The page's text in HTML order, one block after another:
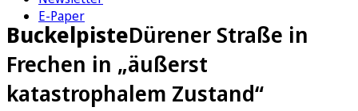
E-Paper
BuckelpisteDürener Straße in
Frechen in „äußerst
katastrophalem Zustand“